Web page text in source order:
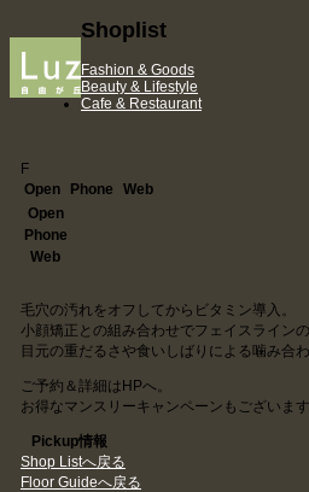
Shoplist
Fashion & Goods
Beauty & Lifestyle
Cafe & Restaurant
F
Open
Phone
Web
Open
Phone
Web
毛穴の汚れをオフしてからビタミン導入。
小顔矯正との組み合わせでフェイスライン
目元の重だるさや食いしばりによる噛み合
ご予約＆詳細はHPへ。
お得なマンスリーキャンペーンもございま
Pickup情報
Shop Listへ戻る
Floor Guideへ戻る